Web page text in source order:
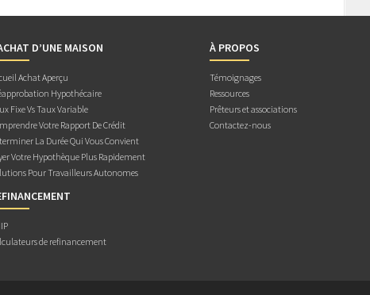
D’UNE MAISON
Achat Aperçu
Hypothécaire
Fixe Vs Taux Variable
Votre Rapport De Crédit
La Durée Qui Vous Convient
Votre Hypothèque Plus Rapidement
Pour Travailleurs Autonomes
de refinancement
À PROPOS
Témoignages
Ressources
Prêteurs et associations
Contactez-nous